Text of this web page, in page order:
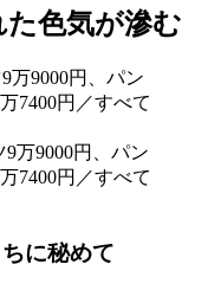
色気が滲む
万9000円、パン
7400円／すべて
に秘めて